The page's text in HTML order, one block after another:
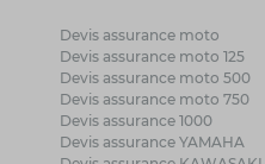
Devis assurance moto
Devis assurance moto 125
Devis assurance moto 500
Devis assurance moto 750
Devis assurance 1000
Devis assurance YAMAHA